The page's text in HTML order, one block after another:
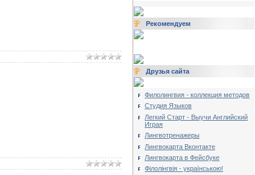
Рекомендуем
Друзья сайта
Филолингвия - коллекция методов
Студия Языков
Легкий Старт - Выучи Английский
Играя
Лингвотренажеры
Лингвокарта Вконтакте
Лингвокарта в Фейсбуке
Філолінгвія - українською!